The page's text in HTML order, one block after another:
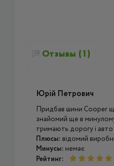
Отзывы (1)
Юрій Петрович
Придбав шини Cooper
знайомий ще в
тримають дорогу і
Плюсы: відомий
Минусы: немає
Рейтинг: